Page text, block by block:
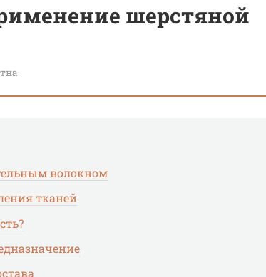
шерстяной
волокном
тканей